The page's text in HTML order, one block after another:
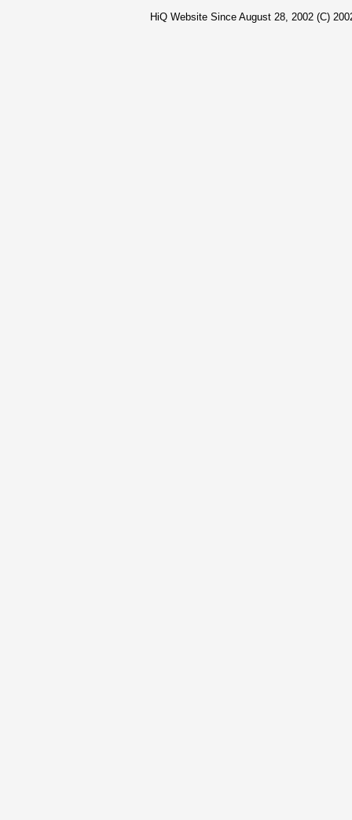
HiQ Website Since August 28, 2002 (C)